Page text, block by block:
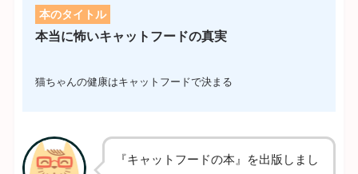
本のタイトル
本当に怖いキャットフードの真実
猫ちゃんの健康はキャットフードで決まる
『キャットフードの本』を出版しまし